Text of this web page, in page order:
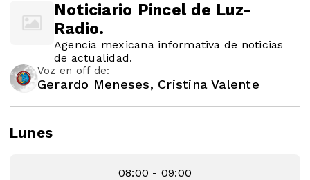
Noticiario Pincel de Luz-
Radio.
Agencia mexicana informativa de noticias
de actualidad.
Voz en off de:
Gerardo Meneses, Cristina Valente
Lunes
08:00 - 09:00